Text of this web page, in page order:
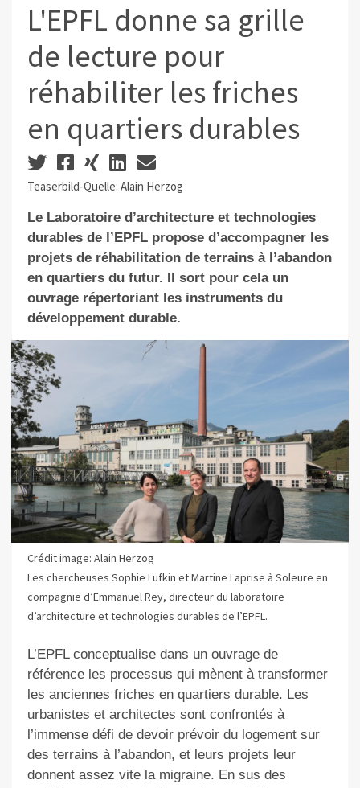
L'EPFL donne sa grille
de lecture pour
réhabiliter les friches
en quartiers durables
Teaserbild-Quelle: Alain Herzog
Le Laboratoire d’architecture et technologies
durables de l’EPFL propose d’accompagner les
projets de réhabilitation de terrains à l’abandon
en quartiers du futur. Il sort pour cela un
ouvrage répertoriant les instruments du
développement durable.
Crédit image: Alain Herzog
Les chercheuses Sophie Lufkin et Martine Laprise à Soleure en
compagnie d’Emmanuel Rey, directeur du laboratoire
d’architecture et technologies durables de l’EPFL.
L’EPFL conceptualise dans un ouvrage de
référence les processus qui mènent à transformer
les anciennes friches en quartiers durable. Les
urbanistes et architectes sont confrontés à
l’immense défi de devoir prévoir du logement sur
des terrains à l’abandon, et leurs projets leur
donnent assez vite la migraine. En sus des